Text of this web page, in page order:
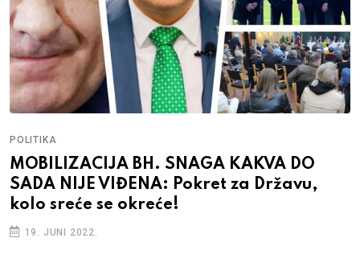
POLITIKA
MOBILIZACIJA BH. SNAGA KAKVA DO
SADA NIJE VIĐENA: Pokret za Državu,
kolo sreće se okreće!
19. JUNI 2022.